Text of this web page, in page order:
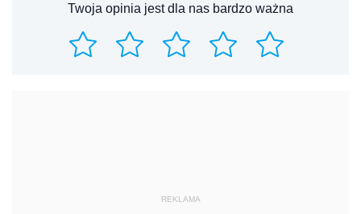
Twoja opinia jest dla nas bardzo ważna
REKLAMA